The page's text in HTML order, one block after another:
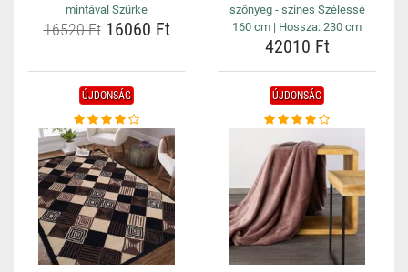
mintával Szürke
16520 Ft16060 Ft
szőnyeg - színes Szélessé
160 cm | Hossza: 230 cm
42010 Ft
ÚJDONSÁG ÚJDONSÁG